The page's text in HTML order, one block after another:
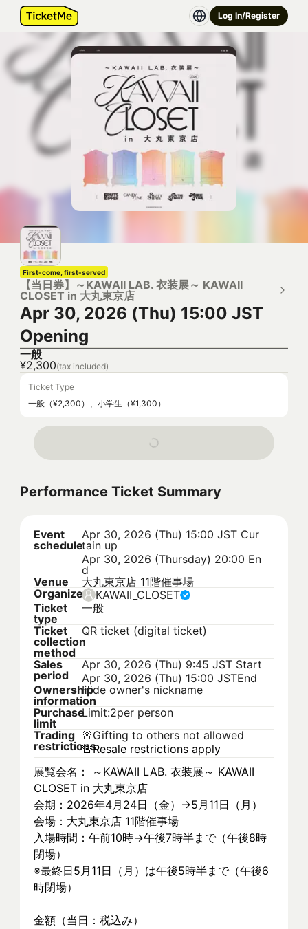
Log In/Register
First-come, first-served
【当日券】～KAWAII LAB. 衣装展～ KAWAII
CLOSET in 大丸東京店
Apr 30, 2026 (Thu) 15:00 JST
Opening
一般
¥2,300(tax included)
Ticket Type
一般（¥2,300）、小学生（¥1,300）
Performance Ticket Summary
Event
schedule
Apr 30, 2026 (Thu) 15:00 JST Cur
tain up
Apr 30, 2026 (Thursday) 20:00 En
d
Venue
大丸東京店 11階催事場
Organizer KAWAII_CLOSET
Ticket
type
一般
Ticket
collection
method
QR ticket (digital ticket)
Sales
period
Apr 30, 2026 (Thu) 9:45 JST Start
Apr 30, 2026 (Thu) 15:00 JSTEnd
Ownership
information
Hide owner's nickname
Purchase
limit
Limit:2per person
Trading
restrictions
🚨Gifting to others not allowed
🚨Resale restrictions apply
展覧会名： ～KAWAII LAB. 衣装展～ KAWAII
CLOSET in 大丸東京店
会期：2026年4月24日（金）→5月11日（月）
会場：大丸東京店 11階催事場
入場時間：午前10時→午後7時半まで（午後8時
閉場）
※最終日5月11日（月）は午後5時半まで（午後6
時閉場）
金額（当日：税込み）